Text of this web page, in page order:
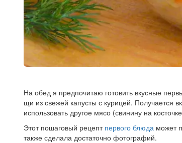
На обед я предпочитаю готовить вкусные
щи из свежей капусты с курицей. Получается
использовать другое мясо (свинину на
Этот пошаговый рецепт первого блюда может
также сделала достаточно фотографий.